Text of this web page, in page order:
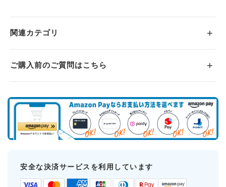
関連カテゴリ
ご購入前のご質問はこちら
安全な決済サービスを利用しています